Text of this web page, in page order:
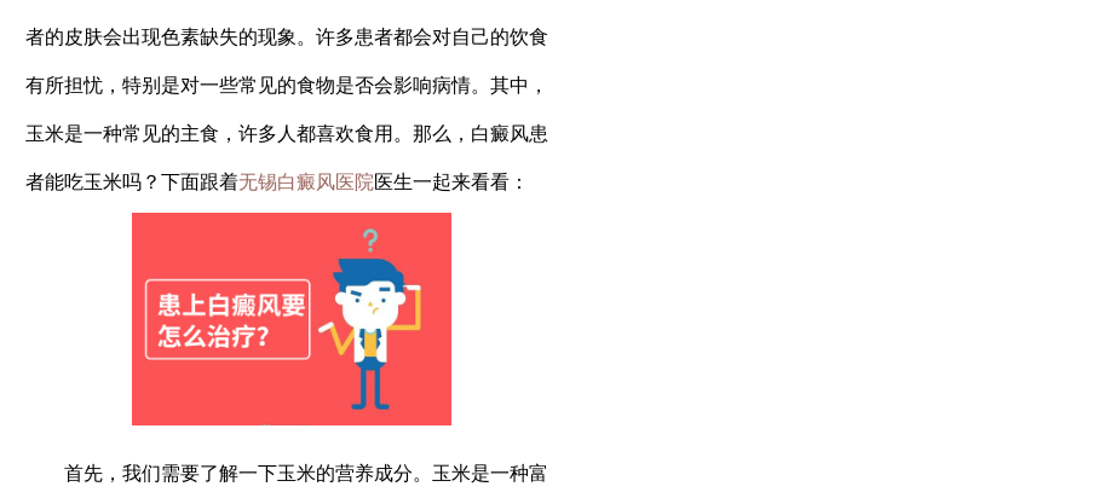
者的皮肤会出现色素缺失的现象。许多患者都会对自己的饮食
有所担忧，特别是对一些常见的食物是否会影响病情。其中，
玉米是一种常见的主食，许多人都喜欢食用。那么，白癜风患
者能吃玉米吗？下面跟着无锡白癜风医院医生一起来看看：
首先，我们需要了解一下玉米的营养成分。玉米是一种富